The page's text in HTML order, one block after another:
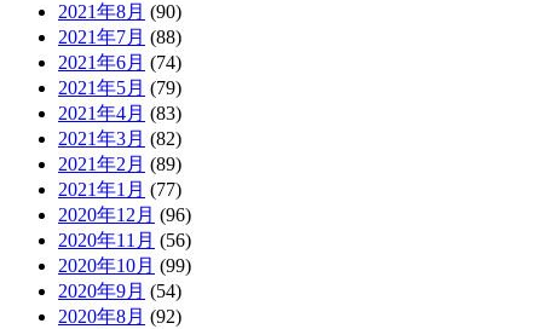
2021年8月 (90)
2021年7月 (88)
2021年6月 (74)
2021年5月 (79)
2021年4月 (83)
2021年3月 (82)
2021年2月 (89)
2021年1月 (77)
2020年12月 (96)
2020年11月 (56)
2020年10月 (99)
2020年9月 (54)
2020年8月 (92)